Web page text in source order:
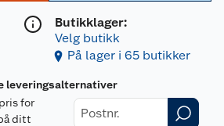
Butikklager:
Velg butikk
På lager i 65 butikker
leveringsalternativer
for
ditt